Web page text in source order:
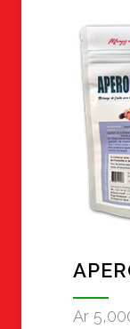
Ar